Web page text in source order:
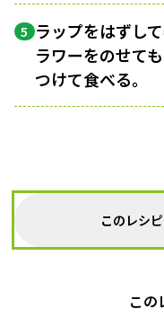
5 ラップをはずし
ラワーをのせて
つけて食べる。
このレシ
この